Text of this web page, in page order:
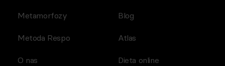
Metamorfozy
Metoda Respo
O nas
Blog
Atlas
Dieta online